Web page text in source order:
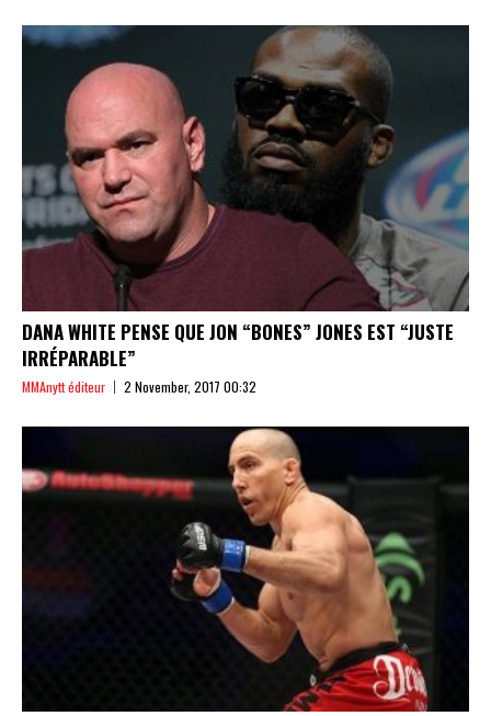
DANA WHITE PENSE QUE JON “BONES” JONES EST “JUSTE
IRRÉPARABLE”
MMAnytt éditeur 2 November, 2017 00:32